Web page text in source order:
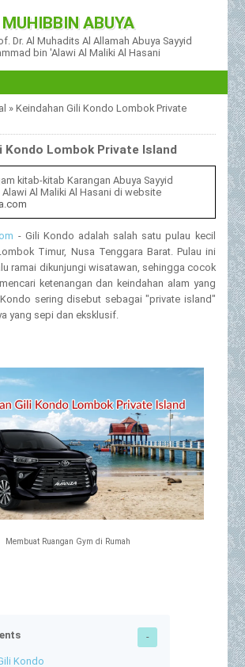
MUHIBBIN ABUYA
Dr. Al Muhadits Al Allamah Abuya Sayyid
bin 'Alawi Al Maliki Al Hasani
»Keindahan Gili Kondo Lombok Private
Kondo Lombok Private Island
kitab-kitab Karangan Abuya Sayyid
Al Maliki Al Hasani di website
- Gili Kondo adalah salah satu pulau kecil
Timur, Nusa Tenggara Barat. Pulau ini
ramai dikunjungi wisatawan, sehingga cocok
ketenangan dan keindahan alam yang
sering disebut sebagai "private island"
yang sepi dan eksklusif.
Membuat Ruangan Gym di Rumah
Kondo